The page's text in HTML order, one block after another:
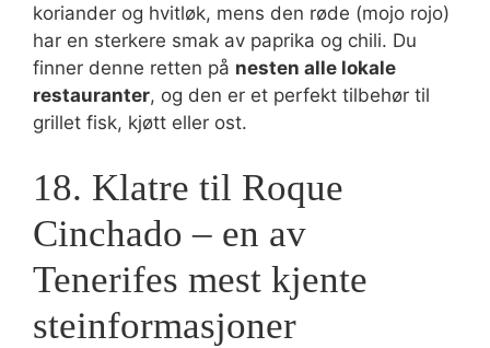
koriander og hvitløk, mens den røde (mojo rojo)
har en sterkere smak av paprika og chili. Du
finner denne retten på nesten alle lokale
restauranter, og den er et perfekt tilbehør til
grillet fisk, kjøtt eller ost.
18. Klatre til Roque
Cinchado – en av
Tenerifes mest kjente
steinformasjoner